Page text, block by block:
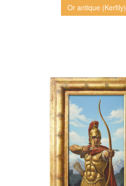
Or antique (Kerfily)